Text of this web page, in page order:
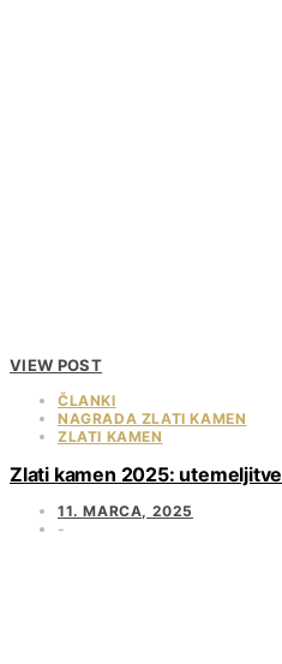
VIEW POST
ČLANKI
NAGRADA ZLATI KAMEN
ZLATI KAMEN
Zlati kamen 2025: utemeljitve
11. MARCA, 2025